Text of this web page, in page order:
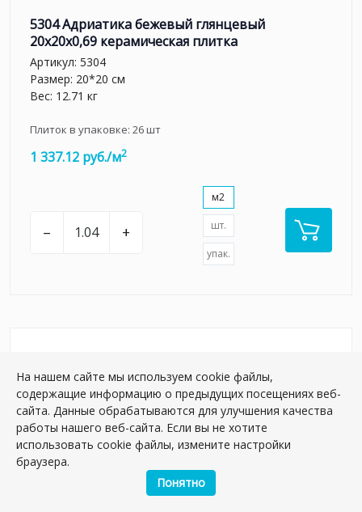
5304 Адриатика бежевый глянцевый
20x20x0,69 керамическая плитка
Артикул: 5304
Размер: 20*20 см
Вес: 12.71 кг
Плиток в упаковке: 26шт
1 337.12 руб./м2
– +
м2
шт.
упак.
На нашем сайте мы используем cookie файлы,
содержащие информацию о предыдущих посещениях веб-
сайта. Данные обрабатываются для улучшения качества
работы нашего веб-сайта. Если вы не хотите
использовать cookie файлы, измените настройки
браузера.
Понятно